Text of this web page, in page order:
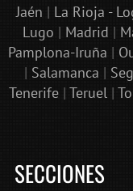
Jaén | La Rioja -
Lugo | Madrid |
Pamplona-Iruña |
| Salamanca |
Tenerife| Teruel|
SECCIONES